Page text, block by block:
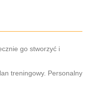
go stworzyć i
treningowy. Personalny